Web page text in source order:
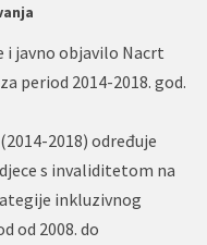
javno objavilo Nacrt
period 2014-2018. god.
2018) određuje
s invaliditetom na
inkluzivnog
od 2008. do